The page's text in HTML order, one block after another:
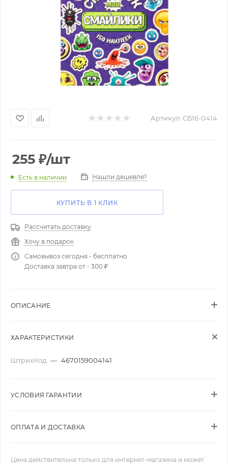
Артикул: СБ16-0414
255 ₽/шт
Есть в наличии Нашли дешевле?
КУПИТЬ В 1 КЛИК
Рассчитать доставку
Хочу в подарок
Самовывоз сегодня - бесплатно
Доставка завтра от - 300 ₽
ОПИСАНИЕ
ХАРАКТЕРИСТИКИ
ШтрихКод — 4670159004141
УСЛОВИЯ ГАРАНТИИ
ОПЛАТА И ДОСТАВКА
Цена действительна только для интернет-магазина и может